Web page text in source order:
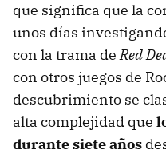
que significa que la
unos días
con la trama deRed
con otros juegos de
descubrimiento se
alta complejidad que
durante siete años